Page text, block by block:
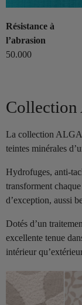
Résistance à
l’abrasion
50.000
La collection
teintes minérales
Hydrofuges, anti-
transforment
d’exception, aussi
Dotés d’un
excellente tenue
intérieur